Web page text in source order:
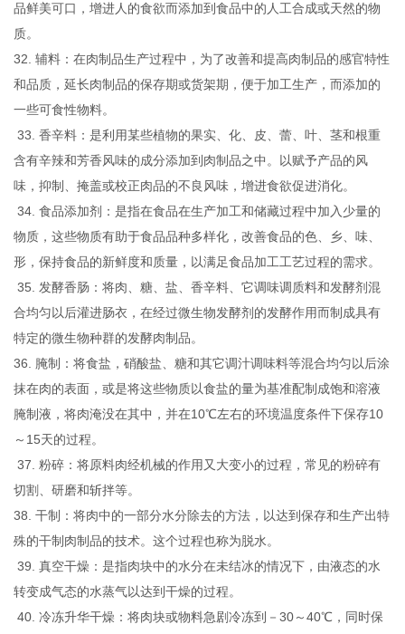
品鲜美可口，增进人的食欲而添加到食品中的人工合成或天然的物
质。
32. 辅料：在肉制品生产过程中，为了改善和提高肉制品的感官特性
和品质，延长肉制品的保存期或货架期，便于加工生产，而添加的
一些可食性物料。
33. 香辛料：是利用某些植物的果实、化、皮、蕾、叶、茎和根重
含有辛辣和芳香风味的成分添加到肉制品之中。以赋予产品的风
味，抑制、掩盖或校正肉品的不良风味，增进食欲促进消化。
34. 食品添加剂：是指在食品在生产加工和储藏过程中加入少量的
物质，这些物质有助于食品品种多样化，改善食品的色、乡、味、
形，保持食品的新鲜度和质量，以满足食品加工工艺过程的需求。
35. 发酵香肠：将肉、糖、盐、香辛料、它调味调质料和发酵剂混
合均匀以后灌进肠衣，在经过微生物发酵剂的发酵作用而制成具有
特定的微生物种群的发酵肉制品。
36. 腌制：将食盐，硝酸盐、糖和其它调汁调味料等混合均匀以后涂
抹在肉的表面，或是将这些物质以食盐的量为基准配制成饱和溶液
腌制液，将肉淹没在其中，并在10℃左右的环境温度条件下保存10
～15天的过程。
37. 粉碎：将原料肉经机械的作用又大变小的过程，常见的粉碎有
切割、研磨和斩拌等。
38. 干制：将肉中的一部分水分除去的方法，以达到保存和生产出特
殊的干制肉制品的技术。这个过程也称为脱水。
39. 真空干燥：是指肉块中的水分在未结冰的情况下，由液态的水
转变成气态的水蒸气以达到干燥的过程。
40. 冷冻升华干燥：将肉块或物料急剧冷冻到－30～40℃，同时保